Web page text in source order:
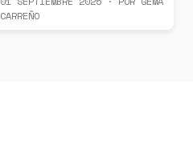
CARREÑO